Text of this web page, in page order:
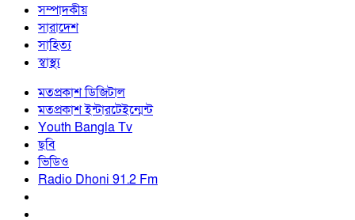
সম্পাদকীয়
সারাদেশ
সাহিত্য
স্বাস্থ্য
মতপ্রকাশ ডিজিটাল
মতপ্রকাশ ইন্টারটেইন্মেন্ট
Youth Bangla Tv
ছবি
ভিডিও
Radio Dhoni 91.2 Fm